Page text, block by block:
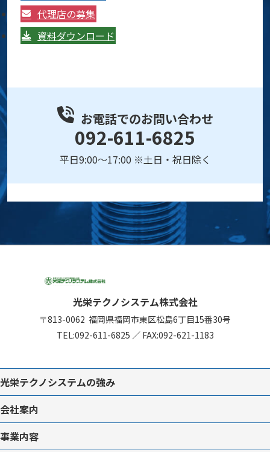
代理店の募集
資料ダウンロード
お電話でのお問い合わせ
092-611-6825
平日9:00～17:00 ※土日・祝日除く
光栄テクノシステム株式会社
〒813-0062 福岡県福岡市東区松島6丁目15番30号
TEL:092-611-6825 ／ FAX:092-621-1183
光栄テクノシステムの強み
会社案内
事業内容